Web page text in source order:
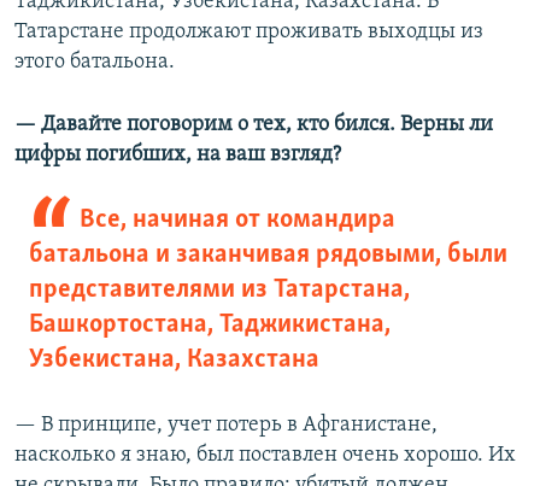
Татарстане продолжают проживать выходцы из
этого батальона.
— Давайте поговорим о тех, кто бился. Верны ли
цифры погибших, на ваш взгляд?
Все, начиная от командира
батальона и заканчивая рядовыми, были
представителями из Татарстана,
Башкортостана, Таджикистана,
Узбекистана, Казахстана
— В принципе, учет потерь в Афганистане,
насколько я знаю, был поставлен очень хорошо. Их